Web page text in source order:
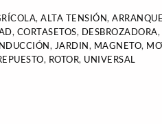
,ALTA TENSIÓN,
, CORTASETOS, DESBROZADORA,
, JARDIN, MAGNETO,
, ROTOR, UNIVERSAL